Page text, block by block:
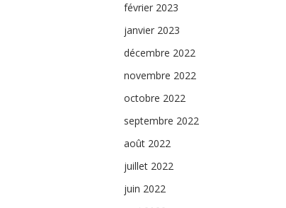
février 2023
janvier 2023
décembre 2022
novembre 2022
octobre 2022
septembre 2022
août 2022
juillet 2022
juin 2022